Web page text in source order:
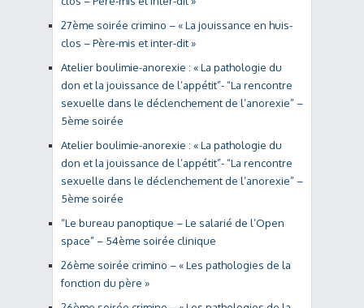
27ème soirée crimino – « La jouissance en huis-
clos – Père-mis et inter-dit »
Atelier boulimie-anorexie : « La pathologie du
don et la jouissance de l’appétit”- “La rencontre
sexuelle dans le déclenchement de l’anorexie” –
5ème soirée
Atelier boulimie-anorexie : « La pathologie du
don et la jouissance de l’appétit”- “La rencontre
sexuelle dans le déclenchement de l’anorexie” –
5ème soirée
“Le bureau panoptique – Le salarié de l’Open
space” – 54ème soirée clinique
26ème soirée crimino – « Les pathologies de la
fonction du père »